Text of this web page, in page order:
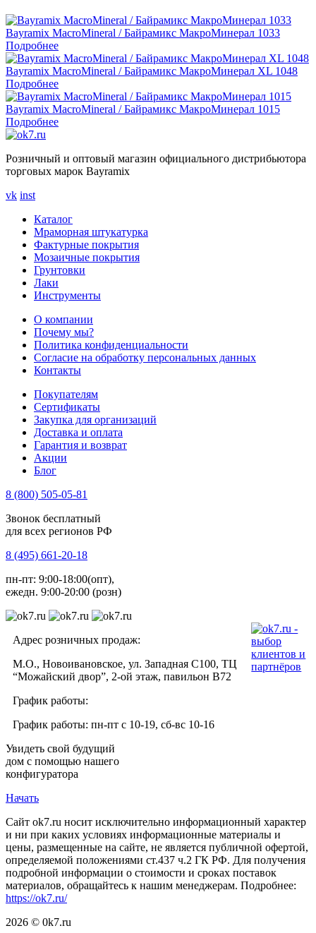
Bayramix MacroMineral / Байрамикс МакроМинерал 1033
Подробнее
Bayramix MacroMineral / Байрамикс МакроМинерал XL 1048
Подробнее
Bayramix MacroMineral / Байрамикс МакроМинерал 1015
Подробнее
Розничный и оптовый магазин официального дистрибьютора
торговых марок Bayramix
vk inst
Каталог
Мраморная штукатурка
Фактурные покрытия
Мозаичные покрытия
Грунтовки
Лаки
Инструменты
О компании
Почему мы?
Политика конфиденциальности
Согласие на обработку персональных данных
Контакты
Покупателям
Сертификаты
Закупка для организаций
Доставка и оплата
Гарантия и возврат
Акции
Блог
8 (800) 505-05-81
Звонок бесплатный
для всех регионов РФ
8 (495) 661-20-18
пн-пт: 9:00-18:00(опт),
ежедн. 9:00-20:00 (розн)
Адрес розничных продаж:
М.О., Новоивановское, ул. Западная С100, ТЦ
“Можайский двор”, 2-ой этаж, павильон В72
График работы:
График работы: пн-пт с 10-19, сб-вс 10-16
Увидеть свой будущий
дом с помощью нашего
конфигуратора
Начать
Сайт ok7.ru носит исключительно информационный характер
и ни при каких условиях информационные материалы и
цены, размещенные на сайте, не является публичной офертой,
определяемой положениями ст.437 ч.2 ГК РФ. Для получения
подробной информации о стоимости и сроках поставок
материалов, обращайтесь к нашим менеджерам. Подробнее:
https://ok7.ru/
2026 © 0k7.ru